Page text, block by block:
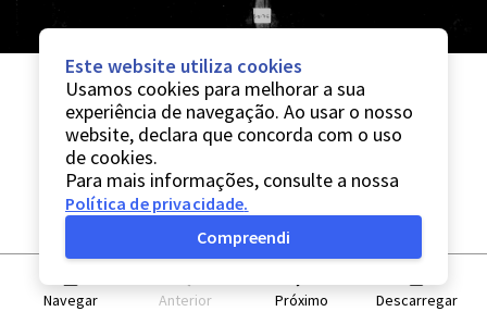
Navegar Anterior Próximo Descarregar
Este website utiliza cookies
Usamos cookies para melhorar a sua
experiência de navegação. Ao usar o nosso
website, declara que concorda com o uso
de cookies.
Para mais informações, consulte a nossa
Política de privacidade.
Compreendi